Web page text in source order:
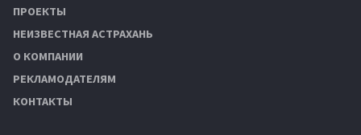
ПРОЕКТЫ
НЕИЗВЕСТНАЯ АСТРАХАНЬ
О КОМПАНИИ
РЕКЛАМОДАТЕЛЯМ
КОНТАКТЫ